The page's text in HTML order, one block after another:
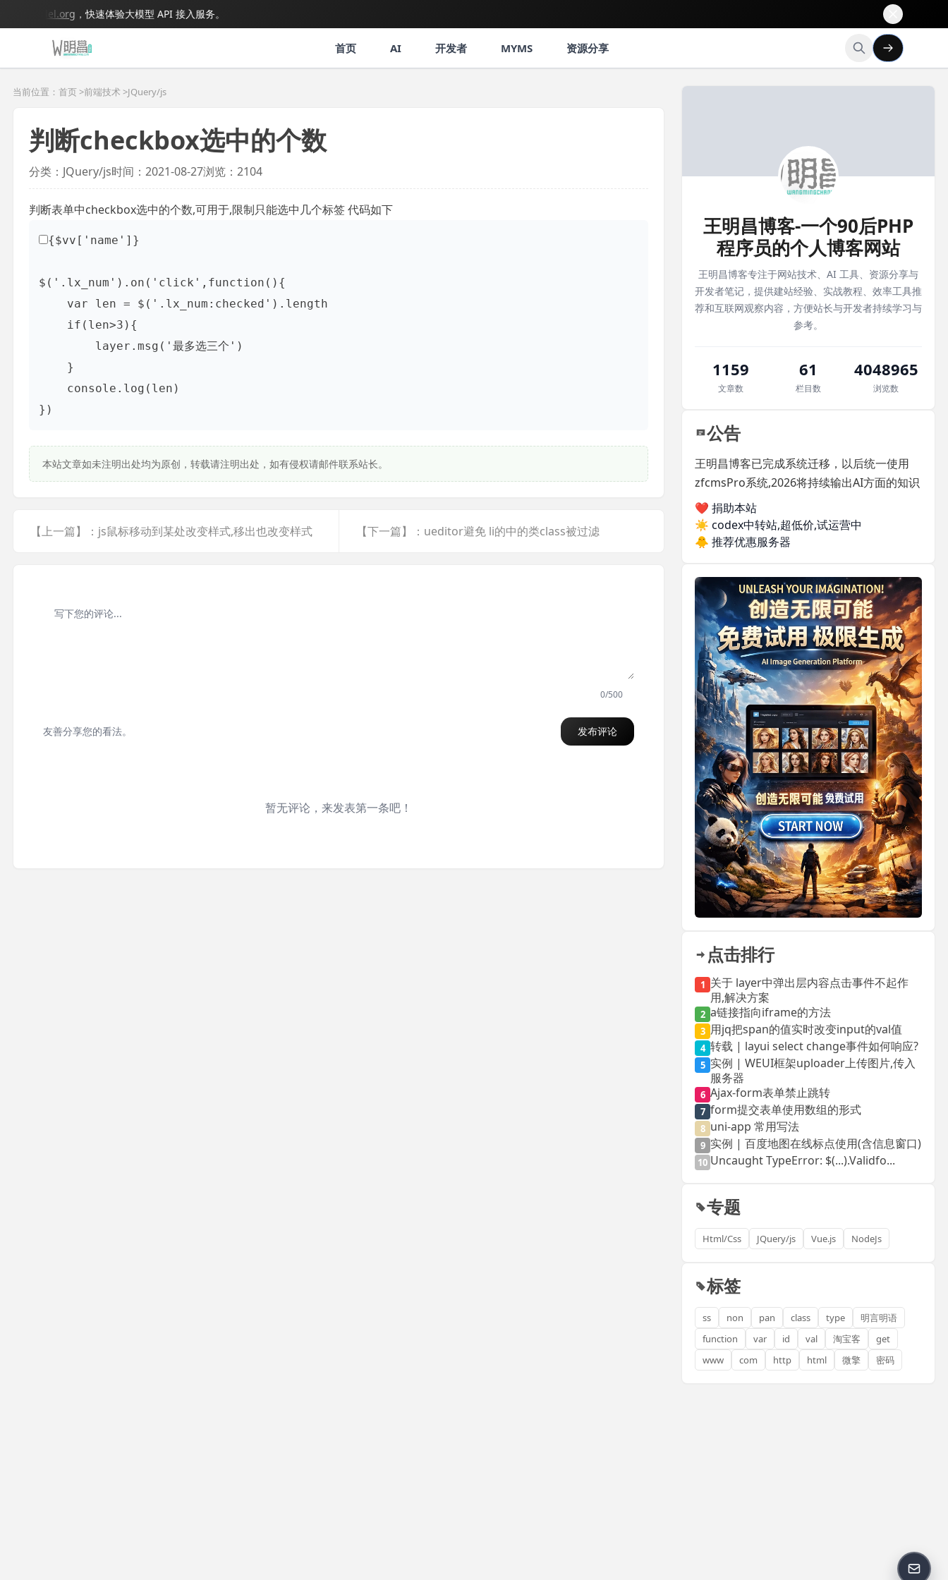
，快速体验大模型 API 接入服务。
首页 AI 开发者 MYMS 资源分享
当前位置：首页 >前端技术 >JQuery/js
判断checkbox选中的个数
分类：JQuery/js时间：2021-08-27浏览：2104
判断表单中checkbox选中的个数,可用于,限制只能选中几个标签 代码如下
{$vv['name']}
$('.lx_num').on('click',function(){
})
本站文章如未注明出处均为原创，转载请注明出处，如有侵权请邮件联系站长。
【上一篇】：js鼠标移动到某处改变样式,移出也改变样式 【下一篇】：ueditor避免 li的中的类class被过滤
0/500
友善分享您的看法。 发布评论
暂无评论，来发表第一条吧！
王明昌博客-一个90后PHP
程序员的个人博客网站
王明昌博客专注于网站技术、AI 工具、资源分享与
开发者笔记，提供建站经验、实战教程、效率工具推
荐和互联网观察内容，方便站长与开发者持续学习与
参考。
1159
文章数
61
栏目数
4048965
浏览数
公告
王明昌博客已完成系统迁移，以后统一使用
zfcmsPro系统,2026将持续输出AI方面的知识
❤️ 捐助本站
☀️ codex中转站,超低价,试运营中
🐥 推荐优惠服务器
点击排行
1 关于 layer中弹出层内容点击事件不起作
用,解决方案
2 a链接指向iframe的方法
3 用jq把span的值实时改变input的val值
4 转载 | layui select change事件如何响应?
5 实例 | WEUI框架uploader上传图片,传入
服务器
6 Ajax-form表单禁止跳转
7 form提交表单使用数组的形式
8 uni-app 常用写法
9 实例 | 百度地图在线标点使用(含信息窗口)
10 Uncaught TypeError: $(...).Validfo...
专题
Html/Css JQuery/js Vue.js NodeJs
标签
ss non pan class type
明言明语
function
var id val 淘宝客
get
www
com http html 微擎 密码
反馈